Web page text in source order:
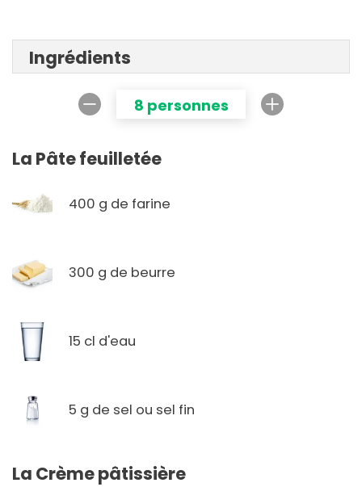
Ingrédients
8 personnes
La Pâte feuilletée
400 g de farine
300 g de beurre
15 cl d'eau
5 g de sel ou sel fin
La Crème pâtissière